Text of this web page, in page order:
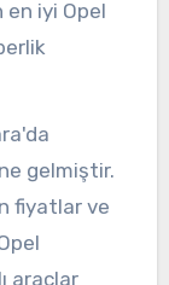
en iyi Opel
gelmiştir.
fiyatlar ve
araçlar